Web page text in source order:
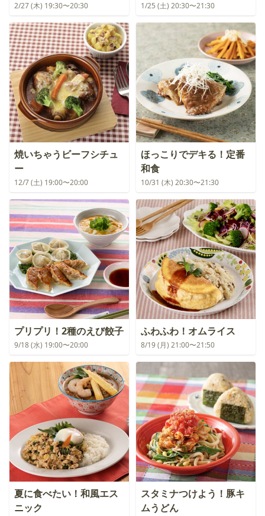
2/27 (木) 19:30〜20:30 1/25 (土) 20:30〜21:30
焼いちゃうビーフシチュ
ー
12/7 (土) 19:00〜20:00
ほっこりでデキる！定番
和食
10/31 (木) 20:30〜21:30
プリプリ！2種のえび餃子
9/18 (水) 19:00〜20:00
ふわふわ！オムライス
8/19 (月) 21:00〜21:50
夏に食べたい！和風エス
ニック
スタミナつけよう！豚キ
ムうどん